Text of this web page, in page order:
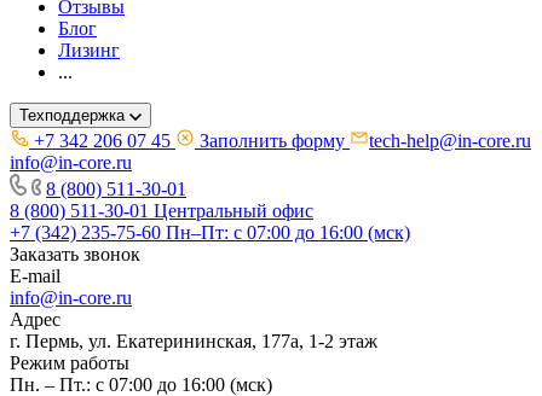
Отзывы
Блог
Лизинг
...
Техподдержка
+7 342 206 07 45 Заполнить форму
tech-help@in-core.ru
info@in-core.ru
8 (800) 511-30-01
8 (800) 511-30-01 Центральный офис
+7 (342) 235-75-60 Пн–Пт: с 07:00 до 16:00 (мск)
Заказать звонок
E-mail
info@in-core.ru
Адрес
г. Пермь, ул. ​Екатерининская, 177а, ​1-2 этаж
Режим работы
Пн. – Пт.: с 07:00 до 16:00 (мск)